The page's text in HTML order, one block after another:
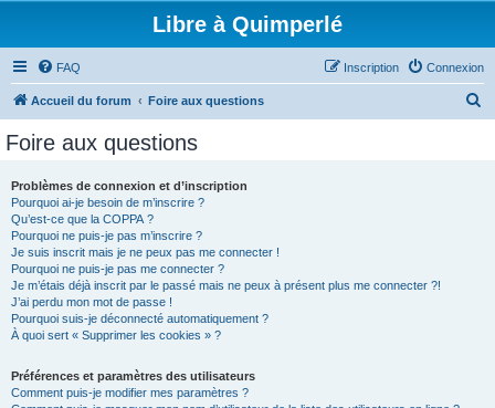
Libre à Quimperlé
FAQ Connexion
Inscription
Accueil du forum Foire aux questions
Foire aux questions
Problèmes de connexion et d’inscription
Pourquoi ai-je besoin de m’inscrire ?
Qu’est-ce que la COPPA ?
Pourquoi ne puis-je pas m’inscrire ?
Je suis inscrit mais je ne peux pas me connecter !
Pourquoi ne puis-je pas me connecter ?
Je m’étais déjà inscrit par le passé mais ne peux à présent plus me connecter ?!
J’ai perdu mon mot de passe !
Pourquoi suis-je déconnecté automatiquement ?
À quoi sert « Supprimer les cookies » ?
Préférences et paramètres des utilisateurs
Comment puis-je modifier mes paramètres ?